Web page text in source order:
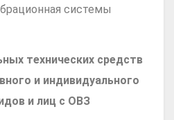
системы
технических средств
и индивидуального
и лиц с ОВЗ